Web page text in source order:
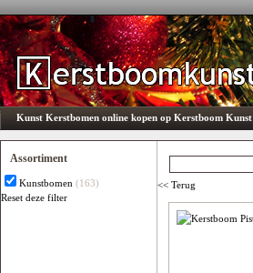
Kunst Kerstbomen online kopen op Kerstboom Kunst
Assortiment
Kunstbomen (163)
Reset deze filter
<< Terug